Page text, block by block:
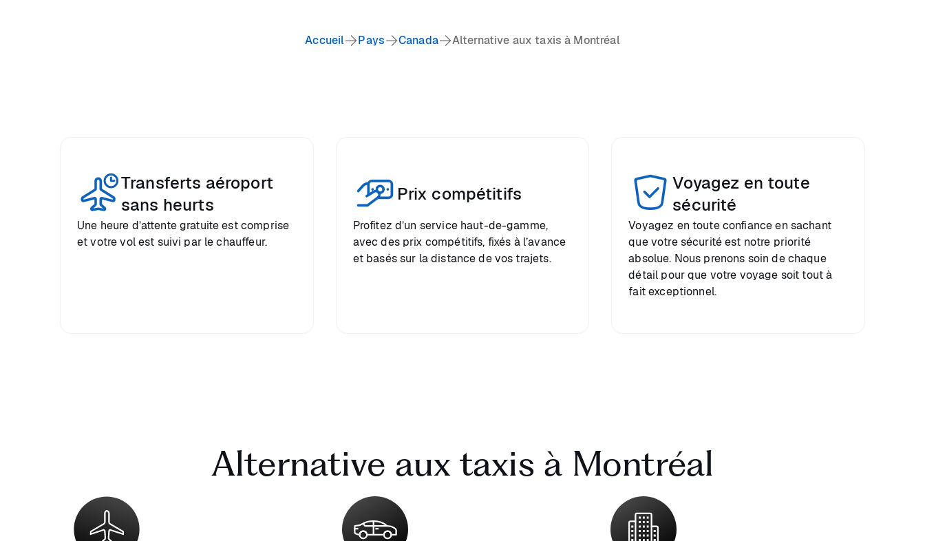
Accueil Pays Canada Alternative aux taxis à Montréal
Transferts aéroport
sans heurts
Une heure d’attente gratuite est comprise
et votre vol est suivi par le chauffeur.
Prix compétitifs
Profitez d’un service haut-de-gamme,
avec des prix compétitifs, fixés à l’avance
et basés sur la distance de vos trajets.
Voyagez en toute
sécurité
Voyagez en toute confiance en sachant
que votre sécurité est notre priorité
absolue. Nous prenons soin de chaque
détail pour que votre voyage soit tout à
fait exceptionnel.
Alternative aux taxis à Montréal